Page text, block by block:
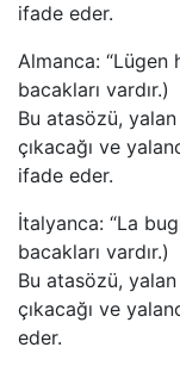
ifade eder.
Almanca: “Lügen
bacakları vardır.)
Bu atasözü,
çıkacağı ve
ifade eder.
İtalyanca: “La
bacakları vardır.)
Bu atasözü,
çıkacağı ve
eder.